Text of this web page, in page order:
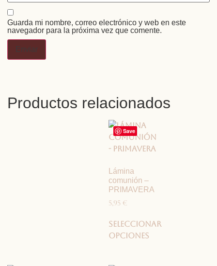
Guarda mi nombre, correo electrónico y web en este
navegador para la próxima vez que comente.
Productos relacionados
Save
Lámina
comunión –
PRIMAVERA
5,95 €
Seleccionar
opciones